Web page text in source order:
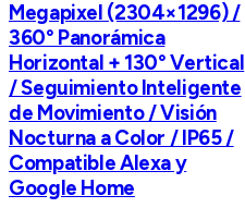
Megapixel (2304×1296) /
360° Panorámica
Horizontal + 130° Vertical
/ Seguimiento Inteligente
de Movimiento / Visión
Nocturna a Color / IP65 /
Compatible Alexa y
Google Home